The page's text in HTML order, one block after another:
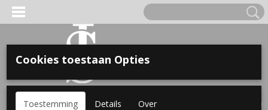
Inloggen Registreren
(0)
VOOR KINDEREN
Cookies toestaan Opties
Toestemming Details Over